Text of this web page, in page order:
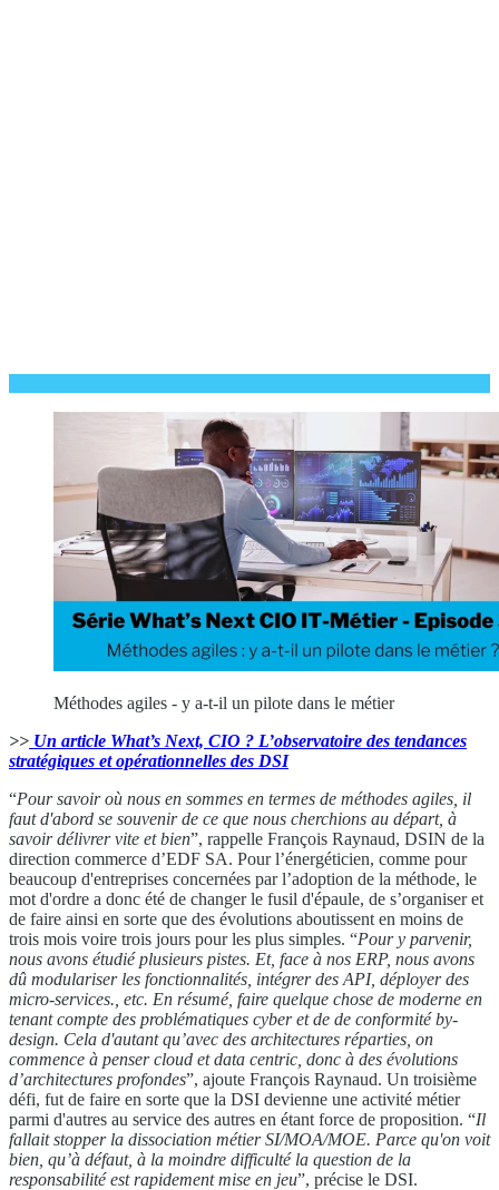
Méthodes agiles - y a-t-il un pilote dans le métier
>> Un article What’s Next, CIO ? L’observatoire des tendances
stratégiques et opérationnelles des DSI
“Pour savoir où nous en sommes en termes de méthodes agiles, il
faut d'abord se souvenir de ce que nous cherchions au départ, à
savoir délivrer vite et bien”, rappelle François Raynaud, DSIN de la
direction commerce d’EDF SA. Pour l’énergéticien, comme pour
beaucoup d'entreprises concernées par l’adoption de la méthode, le
mot d'ordre a donc été de changer le fusil d'épaule, de s’organiser et
de faire ainsi en sorte que des évolutions aboutissent en moins de
trois mois voire trois jours pour les plus simples. “Pour y parvenir,
nous avons étudié plusieurs pistes. Et, face à nos ERP, nous avons
dû modulariser les fonctionnalités, intégrer des API, déployer des
micro-services., etc. En résumé, faire quelque chose de moderne en
tenant compte des problématiques cyber et de de conformité by-
design. Cela d'autant qu’avec des architectures réparties, on
commence à penser cloud et data centric, donc à des évolutions
d’architectures profondes”, ajoute François Raynaud. Un troisième
défi, fut de faire en sorte que la DSI devienne une activité métier
parmi d'autres au service des autres en étant force de proposition. “Il
fallait stopper la dissociation métier SI/MOA/MOE. Parce qu'on voit
bien, qu’à défaut, à la moindre difficulté la question de la
responsabilité est rapidement mise en jeu”, précise le DSI.